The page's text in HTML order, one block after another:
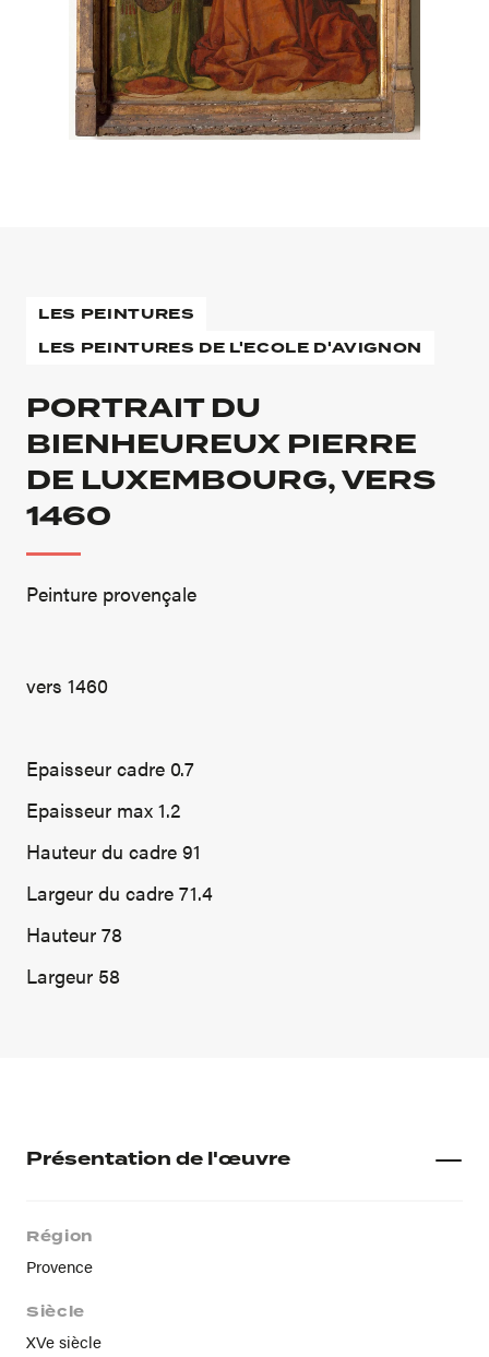
LES PEINTURES
LES PEINTURES DE L'ECOLE D'AVIGNON
PORTRAIT DU
BIENHEUREUX PIERRE
DE LUXEMBOURG, VERS
1460
Peinture provençale
vers 1460
Epaisseur cadre 0.7
Epaisseur max 1.2
Hauteur du cadre 91
Largeur du cadre 71.4
Hauteur 78
Largeur 58
Présentation de l'œuvre
Région
Provence
Siècle
XVe siècle